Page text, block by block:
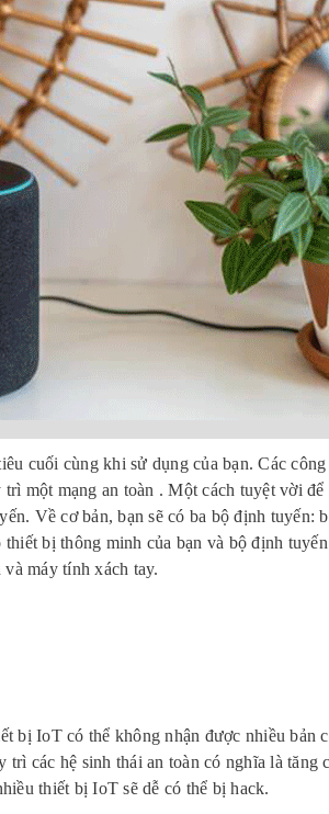
cuối cùng khi sử dụng của bạn. Các
một mạng an toàn . Một cách tuyệt vời
Về cơ bản, bạn sẽ có ba bộ định tuyến:
bị thông minh của bạn và bộ định
máy tính xách tay.
bị IoT có thể không nhận được nhiều bản
các hệ sinh thái an toàn có nghĩa là tăng
thiết bị IoT sẽ dễ có thể bị hack.